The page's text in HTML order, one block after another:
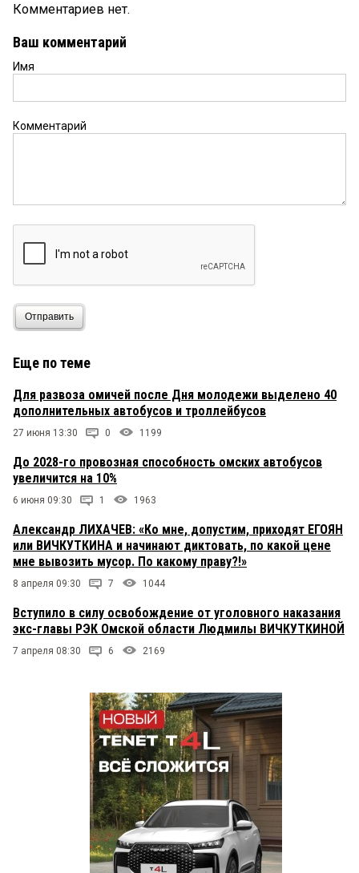
Комментариев нет.
Ваш комментарий
Имя
Комментарий
Отправить
Еще по теме
Для развоза омичей после Дня молодежи выделено 40
дополнительных автобусов и троллейбусов
27 июня 13:30 0 1199
До 2028-го провозная способность омских автобусов
увеличится на 10%
6 июня 09:30 1 1963
Александр ЛИХАЧЕВ: «Ко мне, допустим, приходят ЕГОЯН
или ВИЧКУТКИНА и начинают диктовать, по какой цене
мне вывозить мусор. По какому праву?!»
8 апреля 09:30 7 1044
Вступило в силу освобождение от уголовного наказания
экс-главы РЭК Омской области Людмилы ВИЧКУТКИНОЙ
7 апреля 08:30 6 2169